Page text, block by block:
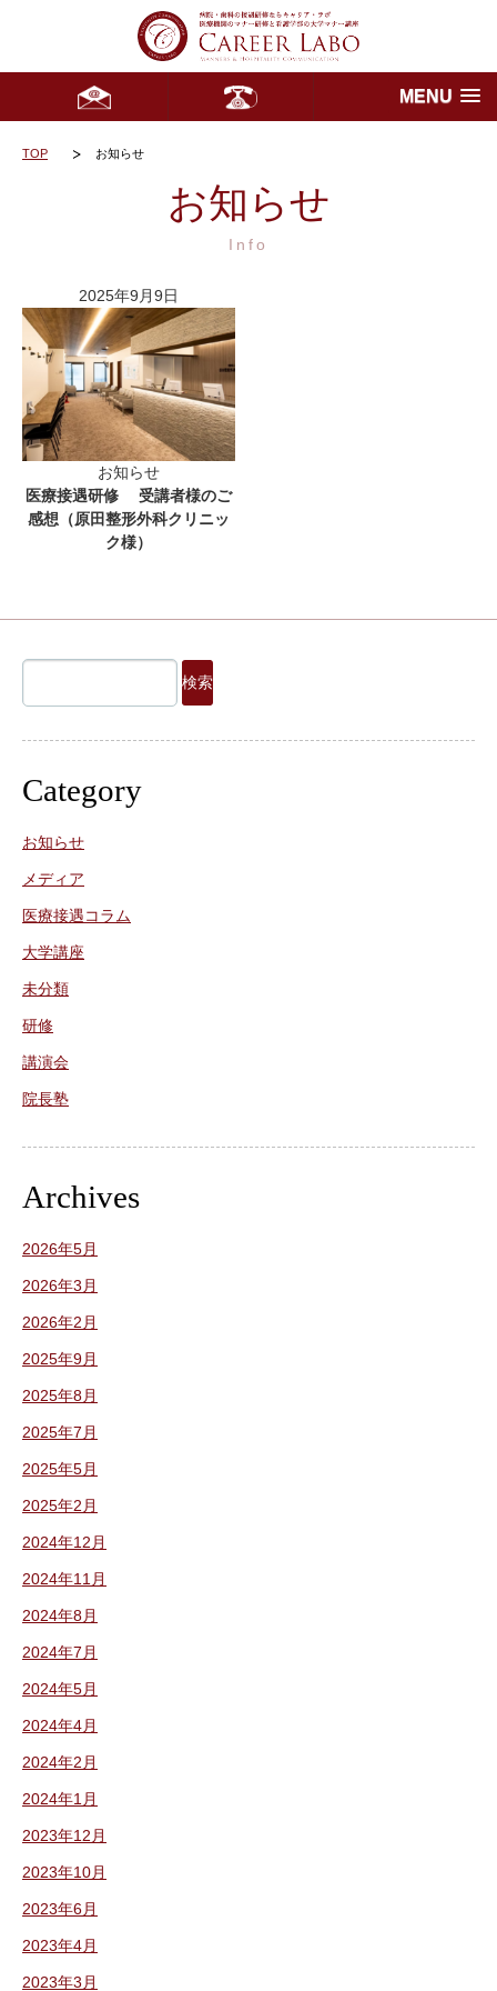
MENU
TOP お知らせ
お知らせ
Info
2025年9月9日
お知らせ
医療接遇研修 受講者様のご
感想（原田整形外科クリニッ
ク様）
索:
Category
お知らせ
メディア
医療接遇コラム
大学講座
未分類
研修
講演会
院長塾
Archives
2026年5月
2026年3月
2026年2月
2025年9月
2025年8月
2025年7月
2025年5月
2025年2月
2024年12月
2024年11月
2024年8月
2024年7月
2024年5月
2024年4月
2024年2月
2024年1月
2023年12月
2023年10月
2023年6月
2023年4月
2023年3月